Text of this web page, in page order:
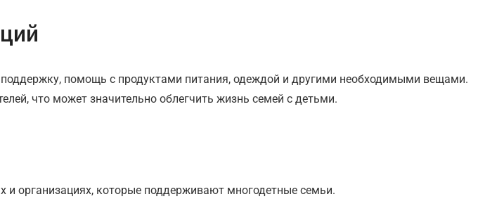
помощь с продуктами питания, одеждой и другими необходимыми вещами.
что может значительно облегчить жизнь семей с детьми.
и организациях, которые поддерживают многодетные семьи.